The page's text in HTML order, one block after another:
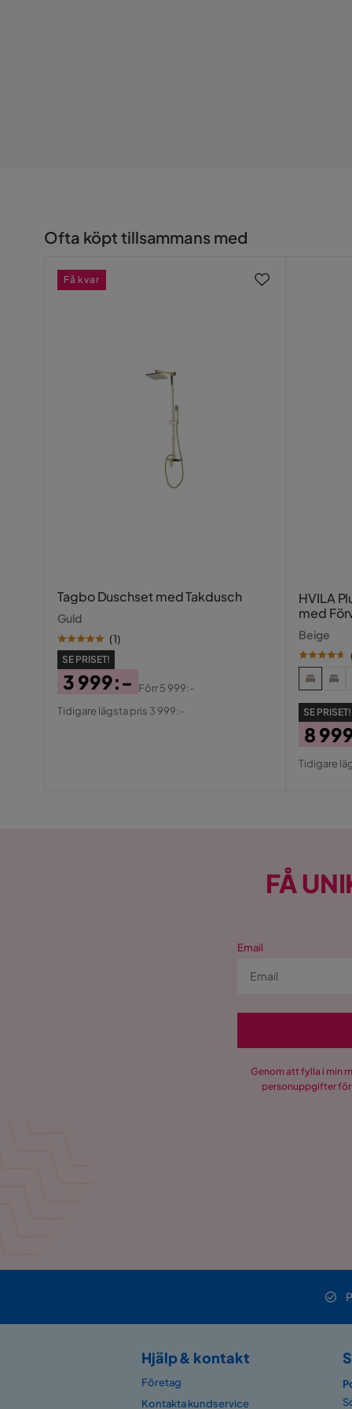
Ofta köpt tillsammans med
Tagbo Duschset med Takdusch
Guld
(1)
SE PRISET!
Pris
3 999:-
Original
Förr5 999:-
Tidigare lägsta pris 3 999:-
Få kvar
HVILA
med
Beige
SE PRISET!
Pris
8
Tidigare
FÅ
Email
Genom att fylla i min
personuppgifter för
Hjälp & kontakt
Företag
Kontakta kundservice